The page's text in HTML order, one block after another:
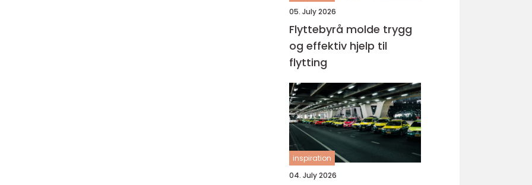
05. July 2026
Flyttebyrå molde trygg
og effektiv hjelp til
flytting
inspiration
04. July 2026